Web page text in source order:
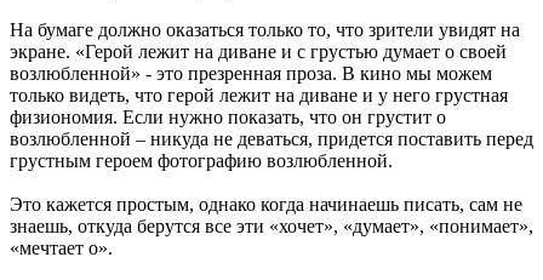
На бумаге должно оказаться только то, что зрители увидят на
экране. «Герой лежит на диване и с грустью думает о своей
возлюбленной» - это презренная проза. В кино мы можем
только видеть, что герой лежит на диване и у него грустная
физиономия. Если нужно показать, что он грустит о
возлюбленной – никуда не деваться, придется поставить перед
грустным героем фотографию возлюбленной.
Это кажется простым, однако когда начинаешь писать, сам не
знаешь, откуда берутся все эти «хочет», «думает», «понимает»,
«мечтает о».